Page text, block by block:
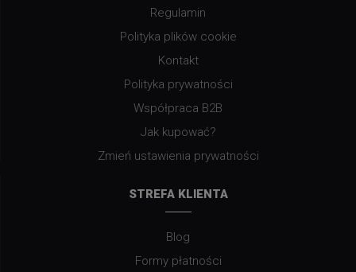
Regulamin
Polityka plików cookie
Kontakt
Polityka prywatności
Współpraca B2B
Jak kupować?
Zmień ustawienia prywatności
STREFA KLIENTA
Blog
Formy płatności